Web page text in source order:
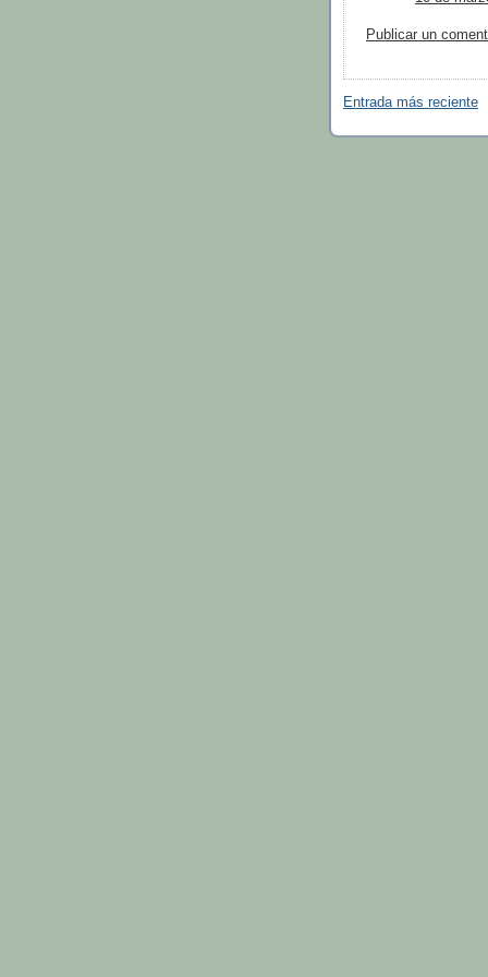
Publicar un
Entrada más reciente